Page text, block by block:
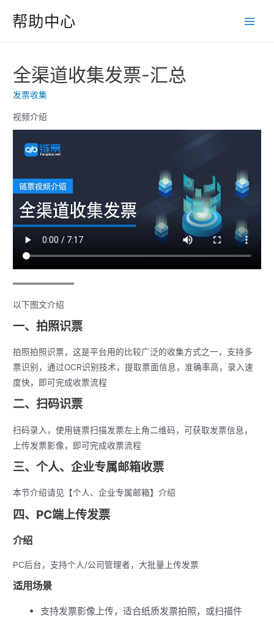
帮助中心
全渠道收集发票-汇总
发票收集
视频介绍
以下图文介绍
一、拍照识票
拍照拍照识票，这是平台用的比较广泛的收集方式之一，支持多
票识别，通过OCR识别技术，提取票面信息，准确率高，录入速
度快，即可完成收票流程
二、扫码识票
扫码录入，使用链票扫描发票左上角二维码，可获取发票信息，
上传发票影像，即可完成收票流程
三、个人、企业专属邮箱收票
本节介绍请见【个人、企业专属邮箱】介绍
四、PC端上传发票
介绍
PC后台，支持个人/公司管理者，大批量上传发票
适用场景
支持发票影像上传，适合纸质发票拍照，或扫描件